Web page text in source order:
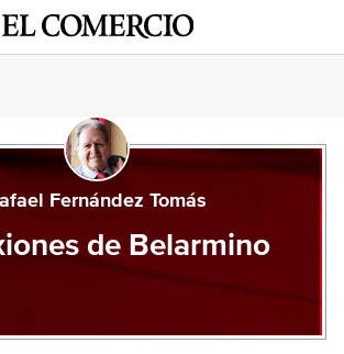
Fernández Tomás
de Belarmino